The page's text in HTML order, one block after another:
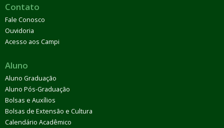
Contato
Fale Conosco
Ouvidoria
Acesso aos Campi
Aluno
Aluno Graduação
Aluno Pós-Graduação
Bolsas e Auxílios
Bolsas de Extensão e Cultura
Calendário Acadêmico